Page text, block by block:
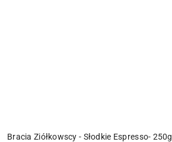
Bracia Ziółkowscy - Słodkie Espresso- 250g